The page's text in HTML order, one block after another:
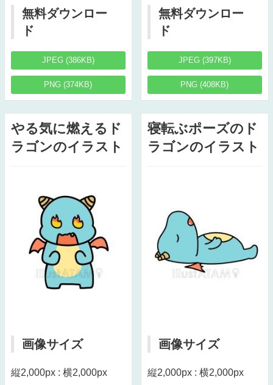
無料ダウンロー
ド
JPEG (386KB)
PNG (374KB)
無料ダウンロー
ド
JPEG (397KB)
PNG (408KB)
やる気に燃えるド
ラゴンのイラスト
画像サイズ
縦2,000px : 横2,000px
寝転ぶポーズのド
ラゴンのイラスト
画像サイズ
縦2,000px : 横2,000px